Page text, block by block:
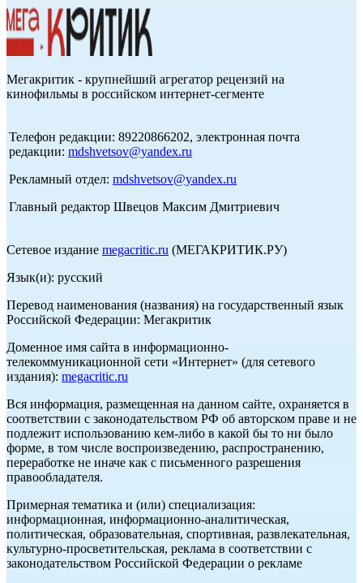
Мегакритик - крупнейший агрегатор рецензий на
кинофильмы в российском интернет-сегменте
Телефон редакции: 89220866202, электронная почта
редакции: mdshvetsov@yandex.ru
Рекламный отдел: mdshvetsov@yandex.ru
Главный редактор Швецов Максим Дмитриевич
Сетевое издание megacritic.ru (МЕГАКРИТИК.РУ)
Язык(и): русский
Перевод наименования (названия) на государственный язык
Российской Федерации: Мегакритик
Доменное имя сайта в информационно-
телекоммуникационной сети «Интернет» (для сетевого
издания): megacritic.ru
Вся информация, размещенная на данном сайте, охраняется в
соответствии с законодательством РФ об авторском праве и не
подлежит использованию кем-либо в какой бы то ни было
форме, в том числе воспроизведению, распространению,
переработке не иначе как с письменного разрешения
правообладателя.
Примерная тематика и (или) специализация:
информационная, информационно-аналитическая,
политическая, образовательная, спортивная, развлекательная,
культурно-просветительская, реклама в соответствии с
законодательством Российской Федерации о рекламе